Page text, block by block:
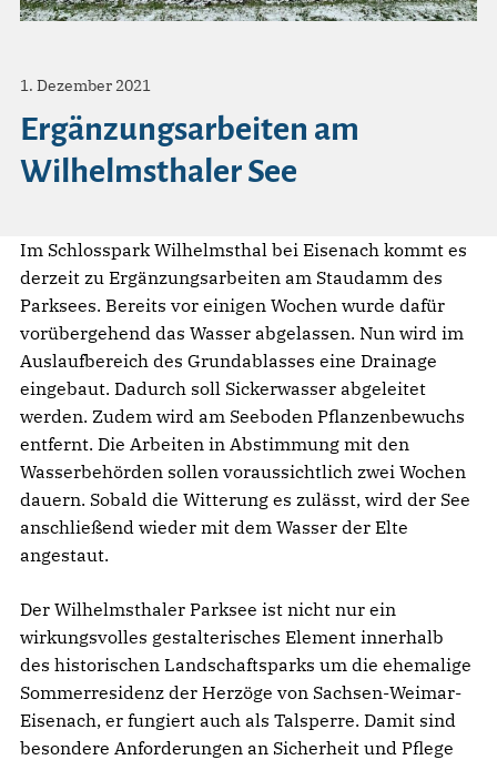
1. Dezember 2021
Ergänzungsarbeiten am
Wilhelmsthaler See
Im Schlosspark Wilhelmsthal bei Eisenach kommt es
derzeit zu Ergänzungsarbeiten am Staudamm des
Parksees. Bereits vor einigen Wochen wurde dafür
vorübergehend das Wasser abgelassen. Nun wird im
Auslaufbereich des Grundablasses eine Drainage
eingebaut. Dadurch soll Sickerwasser abgeleitet
werden. Zudem wird am Seeboden Pflanzenbewuchs
entfernt. Die Arbeiten in Abstimmung mit den
Wasserbehörden sollen voraussichtlich zwei Wochen
dauern. Sobald die Witterung es zulässt, wird der See
anschließend wieder mit dem Wasser der Elte
angestaut.
Der Wilhelmsthaler Parksee ist nicht nur ein
wirkungsvolles gestalterisches Element innerhalb
des historischen Landschaftsparks um die ehemalige
Sommerresidenz der Herzöge von Sachsen-Weimar-
Eisenach, er fungiert auch als Talsperre. Damit sind
besondere Anforderungen an Sicherheit und Pflege